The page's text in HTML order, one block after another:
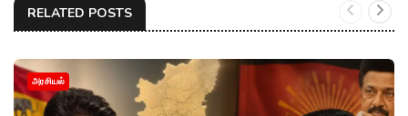
RELATED POSTS
அரசியல்